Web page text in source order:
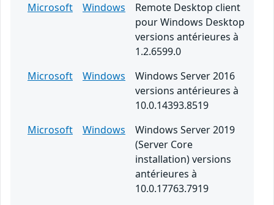
Microsoft
Windows
Remote Desktop client
pour Windows Desktop
versions antérieures à
1.2.6599.0
Microsoft
Windows
Windows Server 2016
versions antérieures à
10.0.14393.8519
Microsoft
Windows
Windows Server 2019
(Server Core
installation) versions
antérieures à
10.0.17763.7919